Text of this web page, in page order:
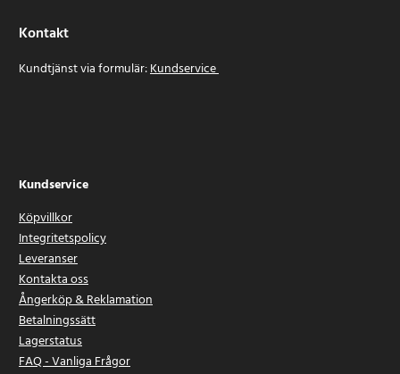
Kontakt
Kundtjänst via formulär:Kundservice
Kundservice
Köpvillkor
Integritetspolicy
Leveranser
Kontakta oss
Ångerköp & Reklamation
Betalningssätt
Lagerstatus
FAQ - Vanliga Frågor